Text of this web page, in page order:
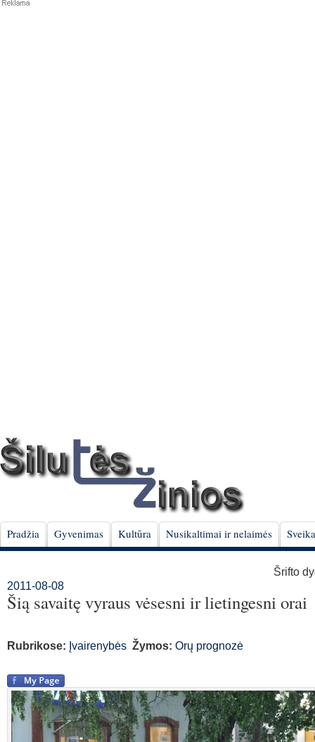
Pradžia Gyvenimas Kultūra Nusikaltimai ir nelaimės
Šrifto
2011-08-08
Šią savaitę vyraus vėsesni ir lietingesni orai
Rubrikose: Įvairenybės Žymos: Orų prognozė